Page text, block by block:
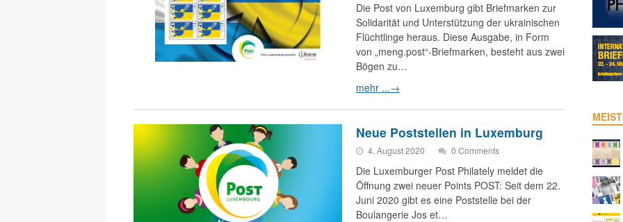
Die Post von Luxemburg gibt Briefmarken zur
Solidarität und Unterstützung der ukrainischen
Flüchtlinge heraus. Diese Ausgabe, in Form
von „meng.post“-Briefmarken, besteht aus zwei
Bögen zu…
mehr ...→
Neue Poststellen in Luxemburg
4. August 2020 0 Comments
Die Luxemburger Post Philately meldet die
Öffnung zwei neuer Points POST: Seit dem 22.
Juni 2020 gibt es eine Poststelle bei der
Boulangerie Jos et…